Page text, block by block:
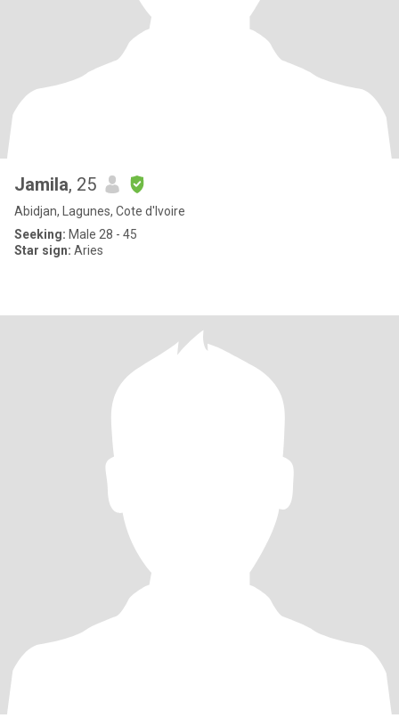
Jamila, 25
Abidjan, Lagunes, Cote d'Ivoire
Seeking: Male 28 - 45
Star sign: Aries